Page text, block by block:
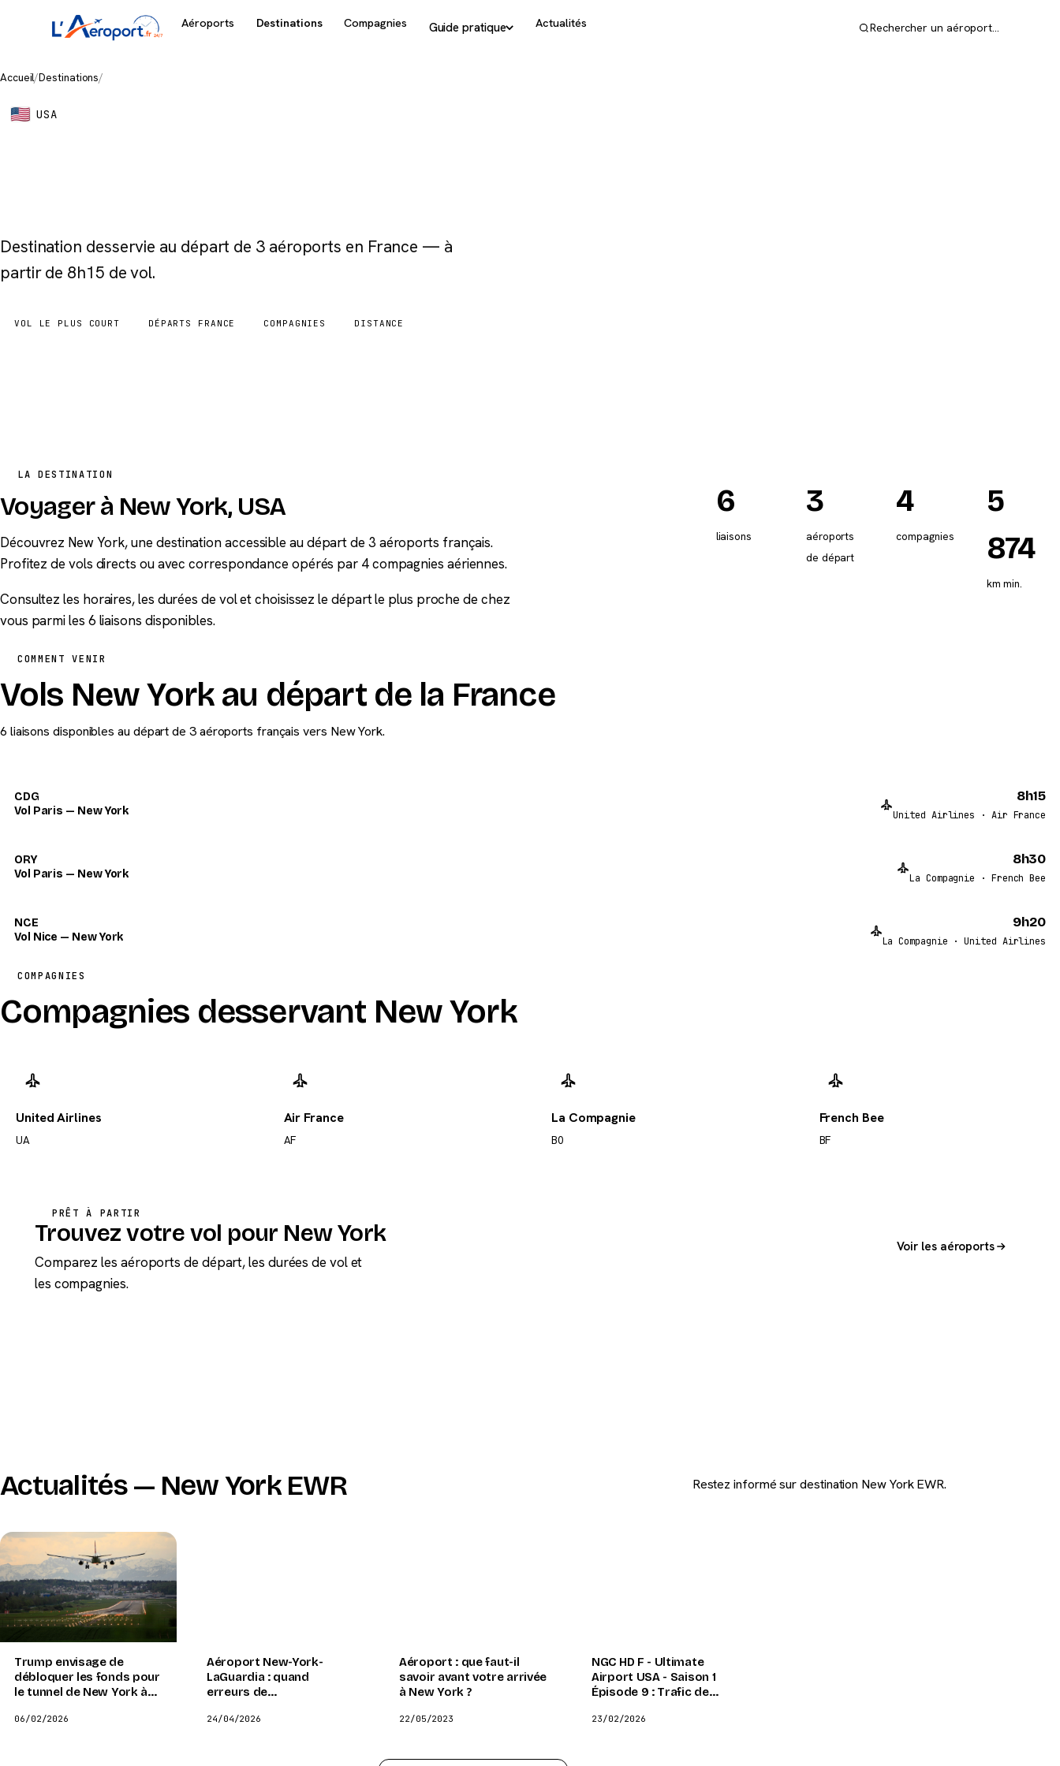
Aéroports Destinations Compagnies Guide pratique Actualités Rechercher un aéroport…
Accueil/Destinations/
USA
Destination desservie au départ de 3 aéroports en France — à
partir de 8h15 de vol.
VOL LE PLUS COURT DÉPARTS FRANCE COMPAGNIES DISTANCE
LA DESTINATION
Voyager à New York, USA
Découvrez New York, une destination accessible au départ de 3 aéroports français.
Profitez de vols directs ou avec correspondance opérés par 4 compagnies aériennes.
Consultez les horaires, les durées de vol et choisissez le départ le plus proche de chez
vous parmi les 6 liaisons disponibles.
6
liaisons
3
aéroports
de départ
4
compagnies
5
874
km min.
COMMENT VENIR
Vols New York au départ de la France
6 liaisons disponibles au départ de 3 aéroports français vers New York.
CDG
Vol Paris — New York
8h15
United Airlines · Air France
ORY
Vol Paris — New York
8h30
La Compagnie · French Bee
NCE
Vol Nice — New York
9h20
La Compagnie · United Airlines
COMPAGNIES
Compagnies desservant New York
United Airlines
UA
Air France
AF
La Compagnie
B0
French Bee
BF
PRÊT À PARTIR
Trouvez votre vol pour New York
Comparez les aéroports de départ, les durées de vol et
les compagnies.
Voir les aéroports
Actualités — New York EWR Restez informé sur destination New York EWR.
Trump envisage de
débloquer les fonds pour
le tunnel de New York à
l'aéroport de Dulles et la
06/02/2026
Aéroport New-York-
LaGuardia : quand
erreurs de
équipement défaillant
24/04/2026
Aéroport : que faut-il
savoir avant votre arrivée
à New York ?
22/05/2023
NGC HD F - Ultimate
Airport USA - Saison 1
Épisode 9 : Trafic de
liquide
23/02/2026